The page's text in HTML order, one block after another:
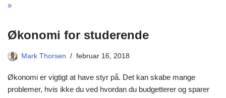
»
Økonomi for studerende
Mark Thorsen februar 16, 2018
Økonomi er vigtigt at have styr på. Det kan skabe mange
problemer, hvis ikke du ved hvordan du budgetterer og sparer